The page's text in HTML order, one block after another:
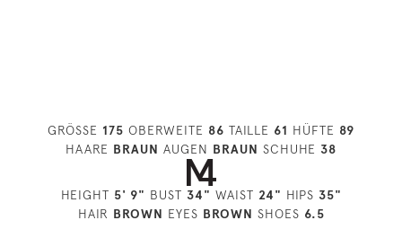
GRÖSSE 175 OBERWEITE 86 TAILLE 61 HÜFTE 89
HAARE BRAUN AUGEN BRAUN SCHUHE 38
HEIGHT 5' 9" BUST 34" WAIST 24" HIPS 35"
HAIR BROWN EYES BROWN SHOES 6.5